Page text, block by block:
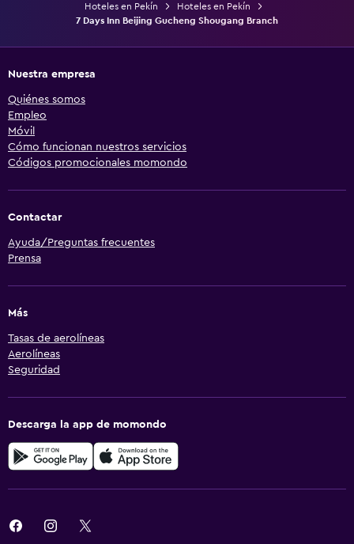
Hoteles en Pekín
Hoteles en Pekín
7 Days Inn Beijing Gucheng Shougang Branch
Nuestra empresa
Quiénes somos
Empleo
Móvil
Cómo funcionan nuestros servicios
Códigos promocionales momondo
Contactar
Ayuda/Preguntas frecuentes
Prensa
Más
Tasas de aerolíneas
Aerolíneas
Seguridad
Descarga la app de momondo